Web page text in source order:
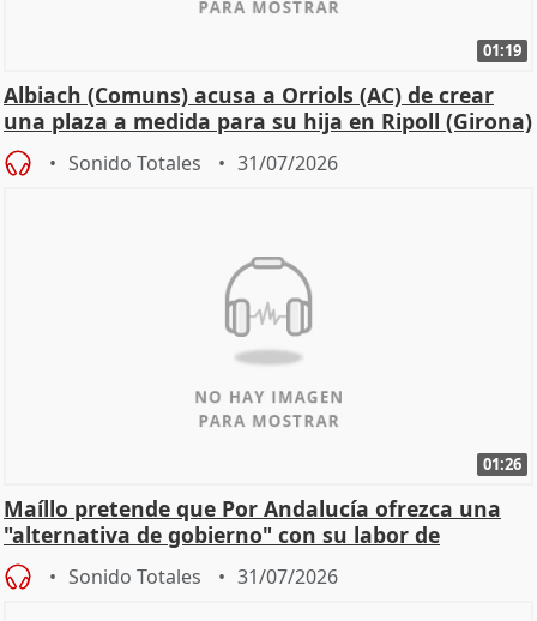
01:19
Albiach (Comuns) acusa a Orriols (AC) de crear
una plaza a medida para su hija en Ripoll (Girona)
Sonido Totales 31/07/2026
01:26
Maíllo pretende que Por Andalucía ofrezca una
"alternativa de gobierno" con su labor de
oposición
Sonido Totales 31/07/2026